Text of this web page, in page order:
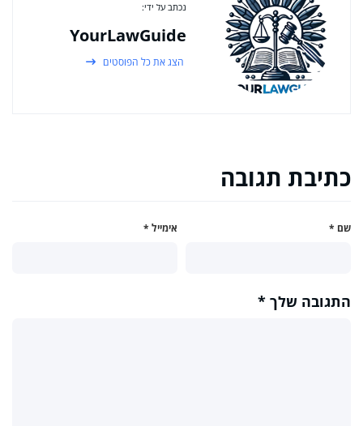
נכתב על ידי:
YourLawGuide
הצג את כל הפוסטים
כתיבת תגובה
שם * אימייל *
התגובה שלך *